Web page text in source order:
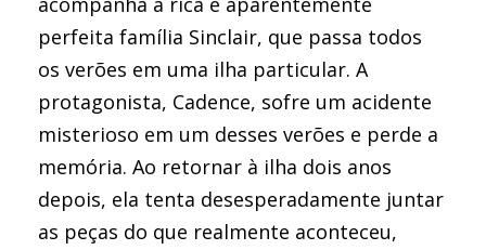
perfeita família Sinclair, que passa todos
os verões em uma ilha particular. A
protagonista, Cadence, sofre um acidente
misterioso em um desses verões e perde a
memória. Ao retornar à ilha dois anos
depois, ela tenta desesperadamente juntar
as peças do que realmente aconteceu,